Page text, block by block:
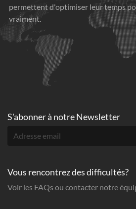
permettent d'optimiser leur temps
vraiment.
S'abonner à notre Newsletter
Vous rencontrez des difficultés?
Voir les FAQs ou contacter notre